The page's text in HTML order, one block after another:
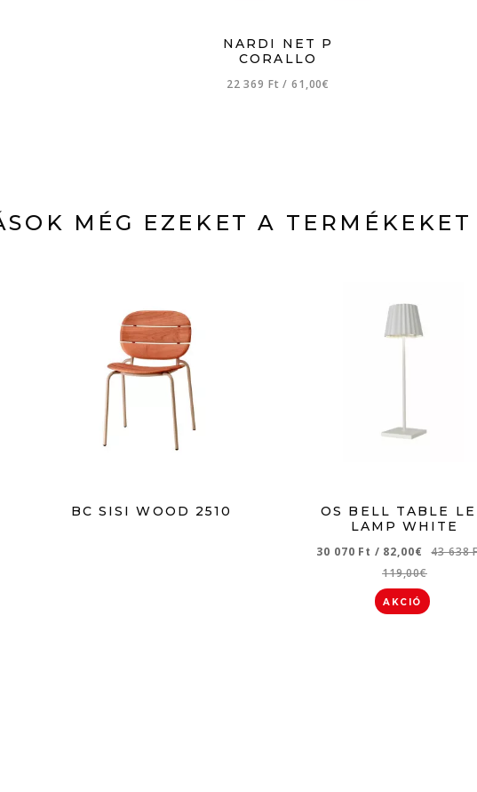
NARDI NET P
CORALLO
22 369 Ft/ 61,00€
MÉG EZEKET A
BC SISI WOOD 2510
OS BELL TABLE
LAMP WHITE
30 070 Ft / 82,00€
43 638
119,00€
AKCIÓ